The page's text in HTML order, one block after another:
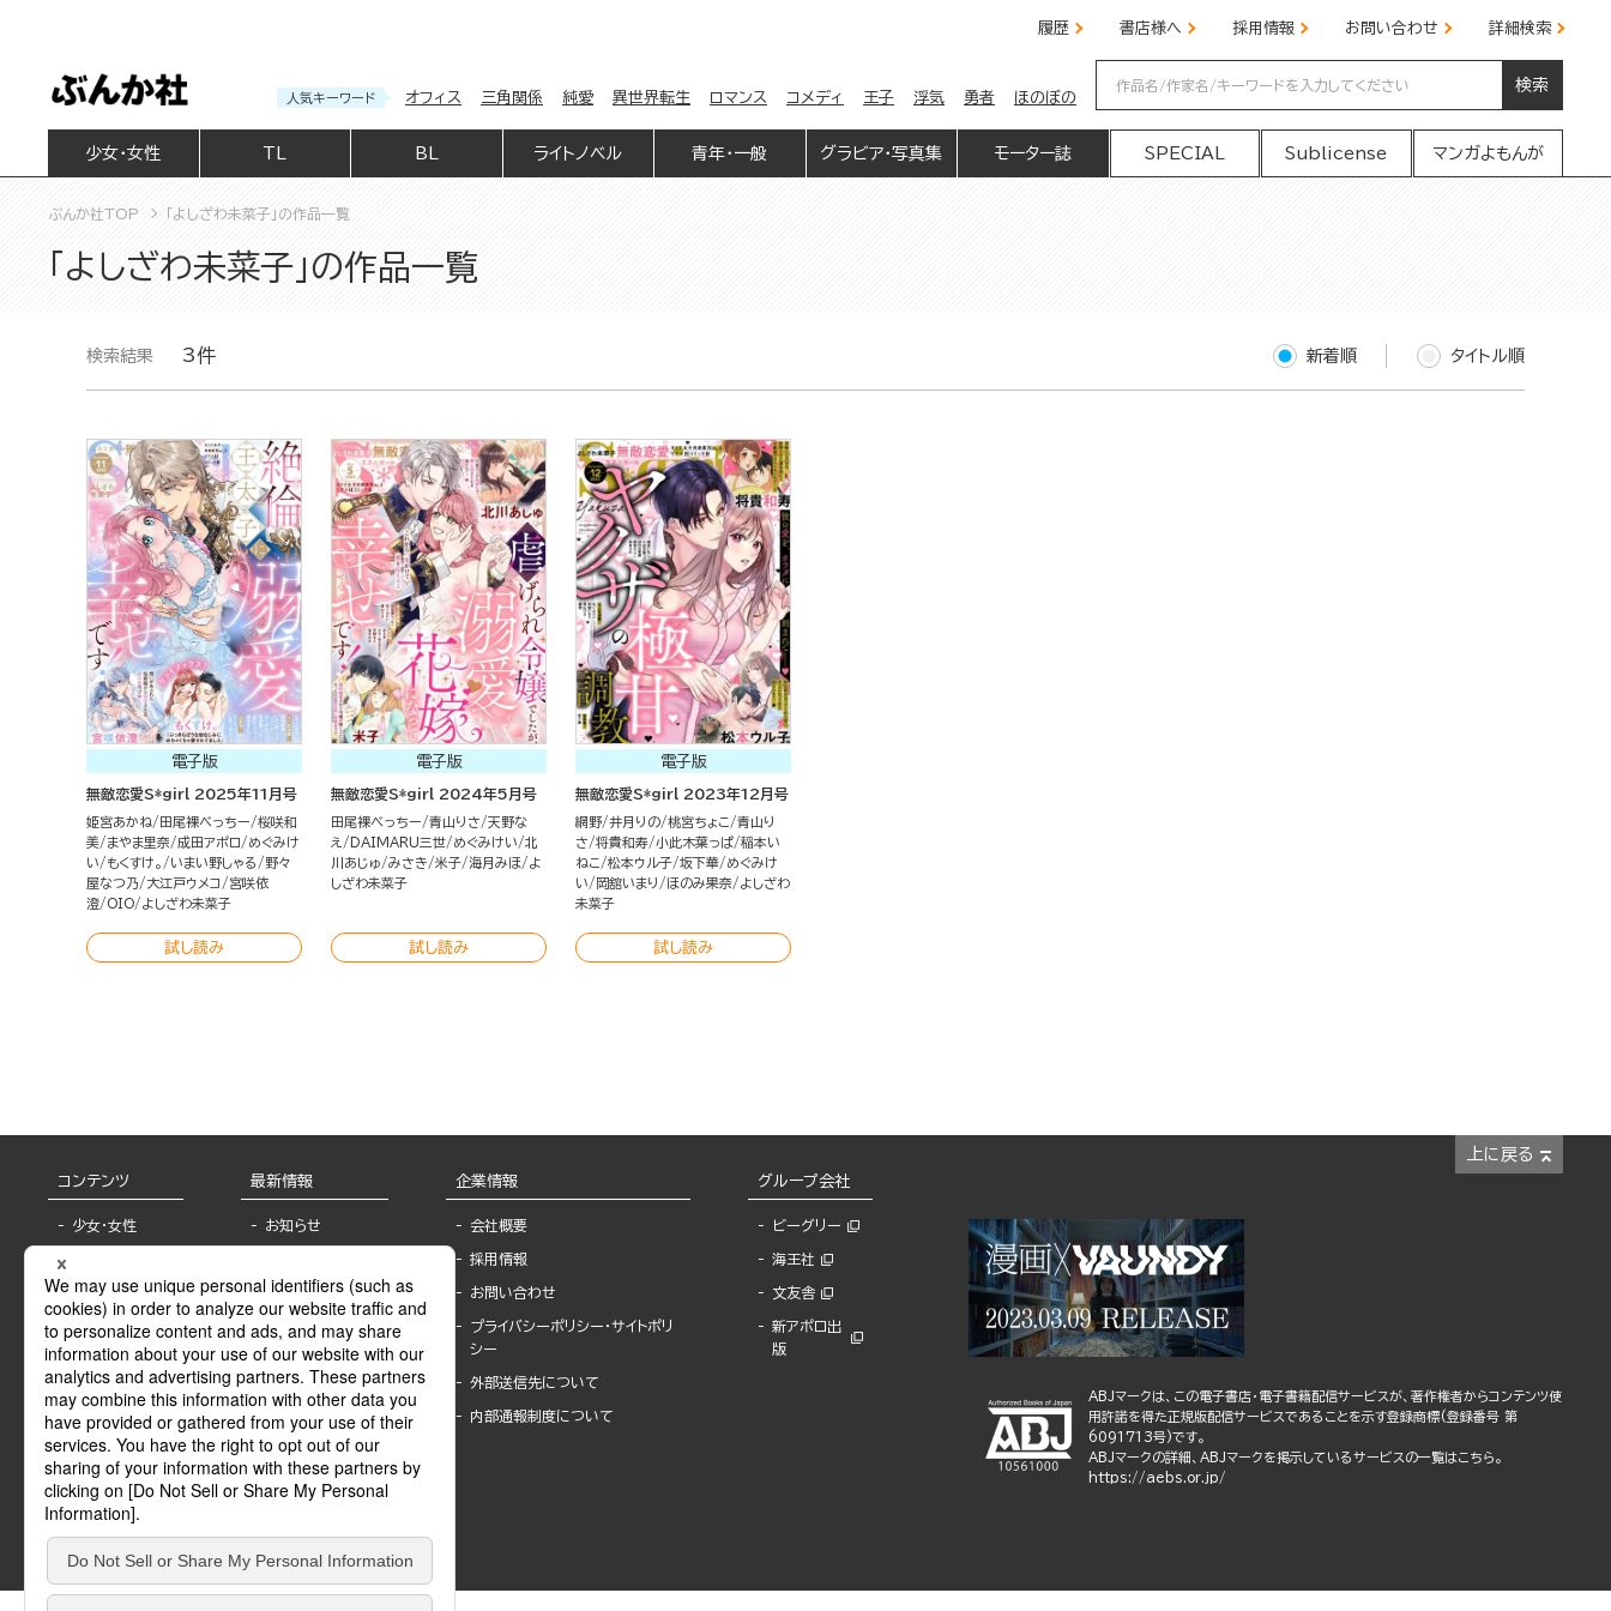
履歴 書店様へ 採用情報 お問い合わせ 詳細検索
人気キーワード オフィス 三角関係 純愛 異世界転生 ロマンス コメディ 王子 浮気 勇者 ほのぼの
検索
少女・女性 BL ライトノベル 青年・一般 グラビア・写真集 モーター誌 SPECIAL Sublicense マンガよもんが
ぶんか社TOP 「よしざわ未菜子」の作品一覧
「よしざわ未菜子」の作品一覧
検索結果 3件 新着順 タイトル順
電子版
無敵恋愛S*girl 2025年11月号
姫宮あかね 田尾裸べっちー
桜咲和
美
まやま里奈 成田アポロ
めぐみけ
い
もくすけ。 いまい野しゃる
野々
屋なつ乃
大江戸ウメコ
宮咲依
澄
OIO よしざわ未菜子
試し読み
電子版
無敵恋愛S*girl 2024年5月号
田尾裸べっちー 青山りさ
天野な
え
DAIMARU三世 めぐみけい
北
川あじゅ
みさき 米子 海月みほ
よ
しざわ未菜子
試し読み
電子版
無敵恋愛S*girl 2023年12月号
網野 井月りの 桃宮ちょこ
青山り
さ
将貴和寿 小此木葉っぱ 稲本い
ねこ
松本ウル子 坂下華
めぐみけ
い
岡舘いまり ほのみ果奈
よしざわ
未菜子
試し読み
上に戻る
コンテンツ
少女・女性
BL
ライトノベル
青年・一般
グラビア・写真
モーター誌
SPECIAL
Sublicense
最新情報
お知らせ
報
書店様へ
海外ライセンシー
公式SNSアカウ
ント
作家一覧
Keyword list
Author list
企業情報
会社概要
採用情報
お問い合わせ
プライバシーポリシー・サイトポリ
シー
外部送信先について
内部通報制度について
グループ会社
ビーグリー
海王社
文友舎
新アポロ出
版
ABJマークは、この電子書店・電子書籍配信サービスが、著作権者からコンテンツ使
用許諾を得た正規版配信サービスであることを示す登録商標(登録番号 第
6091713号)です。
ABJマークの詳細、ABJマークを掲示しているサービスの一覧はこちら。
https://aebs.or.jp/